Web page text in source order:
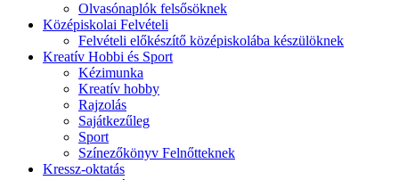
Olvasónaplók felsősöknek
Középiskolai Felvételi
Felvételi előkészítő középiskolába készülöknek
Kreatív Hobbi és Sport
Kézimunka
Kreatív hobby
Rajzolás
Sajátkezűleg
Sport
Színezőkönyv Felnőtteknek
Kressz-oktatás